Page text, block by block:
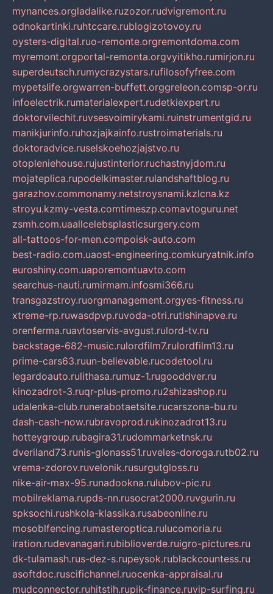
mynances.orgladalike.ruzozor.rudvigremont.ru
odnokartinki.ruhtccare.rublogizotovoy.ru
oysters-digital.ruo-remonte.orgremontdoma.com
myremont.orgportal-remonta.orgvyitikho.rumirjon.ru
superdeutsch.rumycrazystars.rufilosofyfree.com
mypetslife.orgwarren-buffett.orggreleon.comsp-or.ru
infoelectrik.rumaterialexpert.rudetkiexpert.ru
doktorvilechit.ruvsesvoimirykami.ruinstrumentgid.ru
manikjurinfo.ruhozjajkainfo.rustroimaterials.ru
doktoradvice.ruselskoehozjajstvo.ru
otopleniehouse.rujustinterior.ruchastnyjdom.ru
mojateplica.rupodelkimaster.rulandshaftblog.ru
garazhov.commonamy.netstroysnami.kzlcna.kz
stroyu.kzmy-vesta.comtimeszp.comavtoguru.net
zsmh.com.uaallcelebsplasticsurgery.com
all-tattoos-for-men.compoisk-auto.com
best-radio.com.uaost-engineering.comkuryatnik.info
euroshiny.com.uaporemontuavto.com
searchus-nauti.rumirmam.infosmi366.ru
transgazstroy.ruorgmanagement.orgyes-fitness.ru
xtreme-rp.ruwasdpvp.ruvoda-otri.rutishinapve.ru
orenferma.ruavtoservis-avgust.rulord-tv.ru
backstage-682-music.rulordfilm7.rulordfilm13.ru
prime-cars63.ruun-believable.rucodetool.ru
legardoauto.rulithasa.rumuz-1.rugooddver.ru
kinozadrot-3.ruqr-plus-promo.ru2shizashop.ru
udalenka-club.runerabotaetsite.rucarszona-bu.ru
dash-cash-now.rubravoprod.rukinozadrot13.ru
hotteygroup.rubagira31.rudommarketnsk.ru
dveriland73.runis-glonass51.ruveles-doroga.rutb02.ru
vrema-zdorov.ruvelonik.rusurgutgloss.ru
nike-air-max-95.runadookna.rulubov-pic.ru
mobilreklama.rupds-nn.rusocrat2000.ruvgurin.ru
spksochi.rushkola-klassika.rusabeonline.ru
mosoblfencing.rumasteroptica.rulucomoria.ru
iration.rudevanagari.rubiblioverde.ruigro-pictures.ru
dk-tulamash.rus-dez-s.rupeysok.rublackcountess.ru
asoftdoc.ruscifichannel.ruocenka-appraisal.ru
mudconnector.ruhitstih.rupik-finance.ruvip-surfing.ru